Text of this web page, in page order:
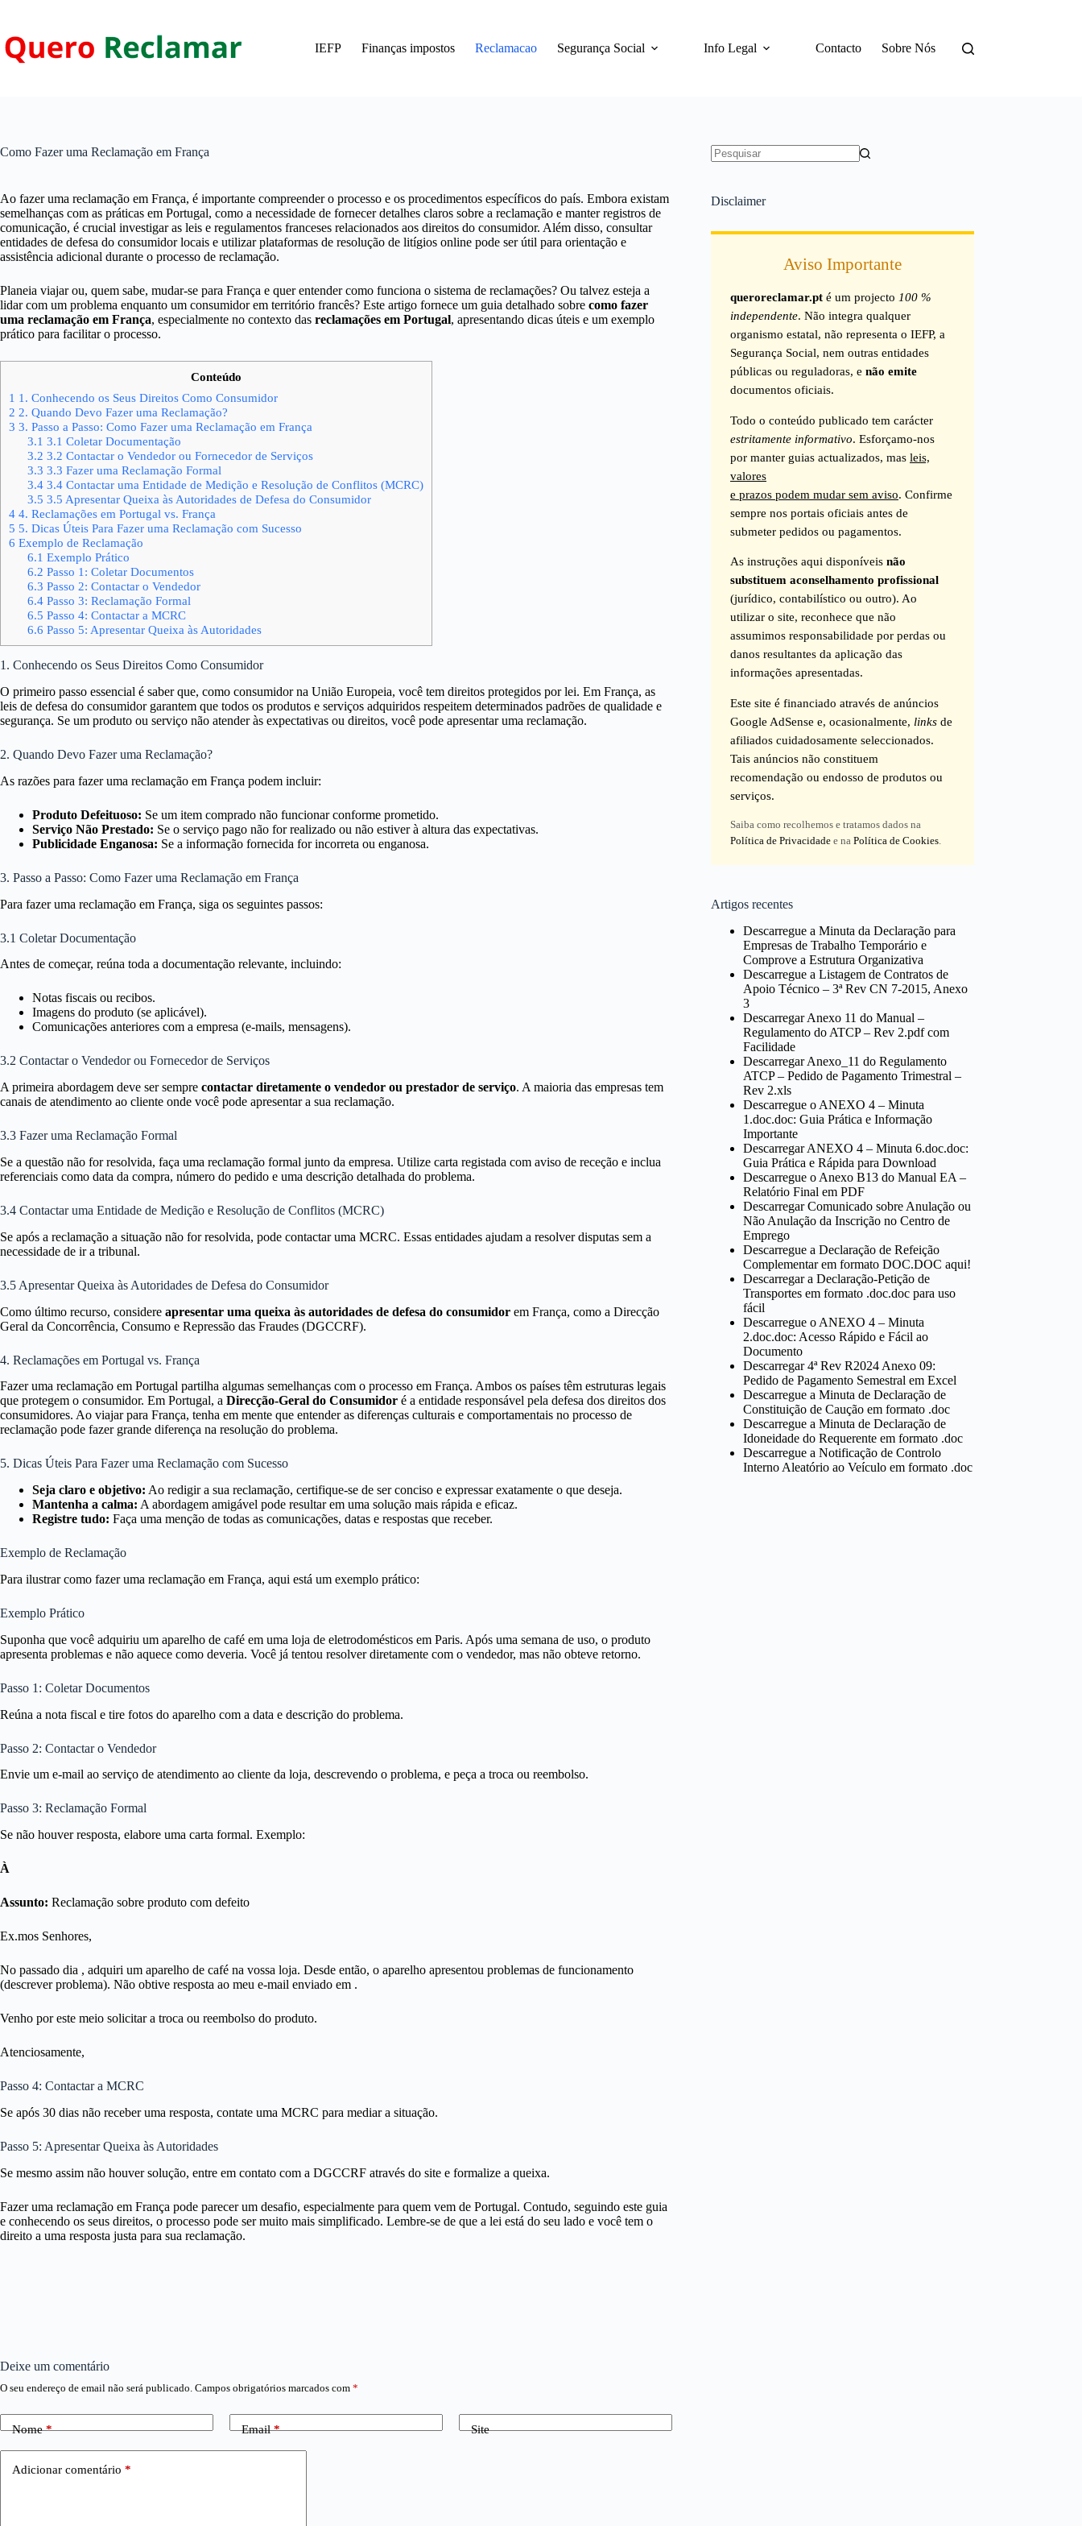
conteúdo
IEFP Finanças impostos Reclamacao Segurança Social Info Legal Contacto Sobre Nós
Como Fazer uma Reclamação em França
Ao fazer uma reclamação em França, é importante compreender o processo e os procedimentos específicos do país. Embora existam
semelhanças com as práticas em Portugal, como a necessidade de fornecer detalhes claros sobre a reclamação e manter registros de
comunicação, é crucial investigar as leis e regulamentos franceses relacionados aos direitos do consumidor. Além disso, consultar
entidades de defesa do consumidor locais e utilizar plataformas de resolução de litígios online pode ser útil para orientação e
assistência adicional durante o processo de reclamação.
Planeia viajar ou, quem sabe, mudar-se para França e quer entender como funciona o sistema de reclamações? Ou talvez esteja a
lidar com um problema enquanto um consumidor em território francês? Este artigo fornece um guia detalhado sobre como fazer
uma reclamação em França, especialmente no contexto das reclamações em Portugal, apresentando dicas úteis e um exemplo
prático para facilitar o processo.
Conteúdo
1 1. Conhecendo os Seus Direitos Como Consumidor
2 2. Quando Devo Fazer uma Reclamação?
3 3. Passo a Passo: Como Fazer uma Reclamação em França
3.1 3.1 Coletar Documentação
3.2 3.2 Contactar o Vendedor ou Fornecedor de Serviços
3.3 3.3 Fazer uma Reclamação Formal
3.43.4 Contactar uma Entidade de Medição e Resolução de Conflitos (MCRC)
3.5 3.5 Apresentar Queixa às Autoridades de Defesa do Consumidor
4 4. Reclamações em Portugal vs. França
5 5. Dicas Úteis Para Fazer uma Reclamação com Sucesso
6 Exemplo de Reclamação
6.1 Exemplo Prático
6.2 Passo 1: Coletar Documentos
6.3 Passo 2: Contactar o Vendedor
6.4Passo 3: Reclamação Formal
6.5 Passo 4: Contactar a MCRC
6.6 Passo 5: Apresentar Queixa às Autoridades
1. Conhecendo os Seus Direitos Como Consumidor
O primeiro passo essencial é saber que, como consumidor na União Europeia, você tem direitos protegidos por lei. Em França, as
leis de defesa do consumidor garantem que todos os produtos e serviços adquiridos respeitem determinados padrões de qualidade e
segurança. Se um produto ou serviço não atender às expectativas ou direitos, você pode apresentar uma reclamação.
2. Quando Devo Fazer uma Reclamação?
As razões para fazer uma reclamação em França podem incluir:
Produto Defeituoso: Se um item comprado não funcionar conforme prometido.
Serviço Não Prestado: Se o serviço pago não for realizado ou não estiver à altura das expectativas.
Publicidade Enganosa: Se a informação fornecida for incorreta ou enganosa.
3. Passo a Passo: Como Fazer uma Reclamação em França
Para fazer uma reclamação em França, siga os seguintes passos:
3.1 Coletar Documentação
Antes de começar, reúna toda a documentação relevante, incluindo:
Notas fiscais ou recibos.
Imagens do produto (se aplicável).
Comunicações anteriores com a empresa (e-mails, mensagens).
3.2 Contactar o Vendedor ou Fornecedor de Serviços
A primeira abordagem deve ser sempre contactar diretamente o vendedor ou prestador de serviço. A maioria das empresas tem
canais de atendimento ao cliente onde você pode apresentar a sua reclamação.
3.3 Fazer uma Reclamação Formal
Se a questão não for resolvida, faça uma reclamação formal junto da empresa. Utilize carta registada com aviso de receção e inclua
referenciais como data da compra, número do pedido e uma descrição detalhada do problema.
3.4 Contactar uma Entidade de Medição e Resolução de Conflitos (MCRC)
Se após a reclamação a situação não for resolvida, pode contactar uma MCRC. Essas entidades ajudam a resolver disputas sem a
necessidade de ir a tribunal.
3.5 Apresentar Queixa às Autoridades de Defesa do Consumidor
Como último recurso, considere apresentar uma queixa às autoridades de defesa do consumidor em França, como a Direcção
Geral da Concorrência, Consumo e Repressão das Fraudes (DGCCRF).
4. Reclamações em Portugal vs. França
Fazer uma reclamação em Portugal partilha algumas semelhanças com o processo em França. Ambos os países têm estruturas legais
que protegem o consumidor. Em Portugal, a Direcção-Geral do Consumidor é a entidade responsável pela defesa dos direitos dos
consumidores. Ao viajar para França, tenha em mente que entender as diferenças culturais e comportamentais no processo de
reclamação pode fazer grande diferença na resolução do problema.
5. Dicas Úteis Para Fazer uma Reclamação com Sucesso
Seja claro e objetivo: Ao redigir a sua reclamação, certifique-se de ser conciso e expressar exatamente o que deseja.
Mantenha a calma: A abordagem amigável pode resultar em uma solução mais rápida e eficaz.
Registre tudo: Faça uma menção de todas as comunicações, datas e respostas que receber.
Exemplo de Reclamação
Para ilustrar como fazer uma reclamação em França, aqui está um exemplo prático:
Exemplo Prático
Suponha que você adquiriu um aparelho de café em uma loja de eletrodomésticos em Paris. Após uma semana de uso, o produto
apresenta problemas e não aquece como deveria. Você já tentou resolver diretamente com o vendedor, mas não obteve retorno.
Passo 1: Coletar Documentos
Reúna a nota fiscal e tire fotos do aparelho com a data e descrição do problema.
Passo 2: Contactar o Vendedor
Envie um e-mail ao serviço de atendimento ao cliente da loja, descrevendo o problema, e peça a troca ou reembolso.
Passo 3: Reclamação Formal
Se não houver resposta, elabore uma carta formal. Exemplo:
À
Assunto: Reclamação sobre produto com defeito
Ex.mos Senhores,
No passado dia , adquiri um aparelho de café na vossa loja. Desde então, o aparelho apresentou problemas de funcionamento
(descrever problema). Não obtive resposta ao meu e-mail enviado em .
Venho por este meio solicitar a troca ou reembolso do produto.
Atenciosamente,
Passo 4: Contactar a MCRC
Se após 30 dias não receber uma resposta, contate uma MCRC para mediar a situação.
Passo 5: Apresentar Queixa às Autoridades
Se mesmo assim não houver solução, entre em contato com a DGCCRF através do site e formalize a queixa.
Fazer uma reclamação em França pode parecer um desafio, especialmente para quem vem de Portugal. Contudo, seguindo este guia
e conhecendo os seus direitos, o processo pode ser muito mais simplificado. Lembre-se de que a lei está do seu lado e você tem o
direito a uma resposta justa para sua reclamação.
Disclaimer
Aviso Importante
queroreclamar.pt é um projecto100 %
independente. Não integra qualquer
organismo estatal, não representa o IEFP, a
Segurança Social, nem outras entidades
públicas ou reguladoras, enão emite
documentos oficiais.
Todo o conteúdo publicado tem carácter
estritamente informativo. Esforçamo-nos
por manter guias actualizados, masleis,
valores
e prazos podem mudar sem aviso. Confirme
sempre nos portais oficiais antes de
submeter pedidos ou pagamentos.
As instruções aqui disponíveisnão
substituem aconselhamento profissional
(jurídico, contabilístico ou outro). Ao
utilizar o site, reconhece que não
assumimos responsabilidade por perdas ou
danos resultantes da aplicação das
informações apresentadas.
Este site é financiado através de anúncios
Google AdSense e, ocasionalmente, links de
afiliados cuidadosamente seleccionados.
Tais anúncios não constituem
recomendação ou endosso de produtos ou
serviços.
Saiba como recolhemos e tratamos dados na
Política de Privacidade e naPolítica de Cookies.
Artigos recentes
Descarregue a Minuta da Declaração para
Empresas de Trabalho Temporário e
Comprove a Estrutura Organizativa
Descarregue a Listagem de Contratos de
Apoio Técnico – 3ª Rev CN 7-2015, Anexo
3
Descarregar Anexo 11 do Manual –
Regulamento do ATCP – Rev 2.pdf com
Facilidade
Descarregar Anexo_11 do Regulamento
ATCP – Pedido de Pagamento Trimestral –
Rev 2.xls
Descarregue o ANEXO 4 – Minuta
1.doc.doc: Guia Prática e Informação
Importante
Descarregar ANEXO 4 – Minuta 6.doc.doc:
Guia Prática e Rápida para Download
Descarregue o Anexo B13 do Manual EA –
Relatório Final em PDF
Descarregar Comunicado sobre Anulação ou
Não Anulação da Inscrição no Centro de
Emprego
Descarregue a Declaração de Refeição
Complementar em formato DOC.DOC aqui!
Descarregar a Declaração-Petição de
Transportes em formato .doc.doc para uso
fácil
Descarregue o ANEXO 4 – Minuta
2.doc.doc: Acesso Rápido e Fácil ao
Documento
Descarregar 4ª Rev R2024 Anexo 09:
Pedido de Pagamento Semestral em Excel
Descarregue a Minuta de Declaração de
Constituição de Caução em formato .doc
Descarregue a Minuta de Declaração de
Idoneidade do Requerente em formato .doc
Descarregue a Notificação de Controlo
Interno Aleatório ao Veículo em formato .doc
Deixe um comentário
O seu endereço de email não será publicado. Campos obrigatórios marcados com *
Nome* Email* Site
Adicionar comentário *